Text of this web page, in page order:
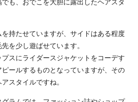
持たせていますが、サイドはある程度
を少し遊ばせています。
スにライダースジャケットをコーデす
ールするものとなっていますが、その
スタイルですね。